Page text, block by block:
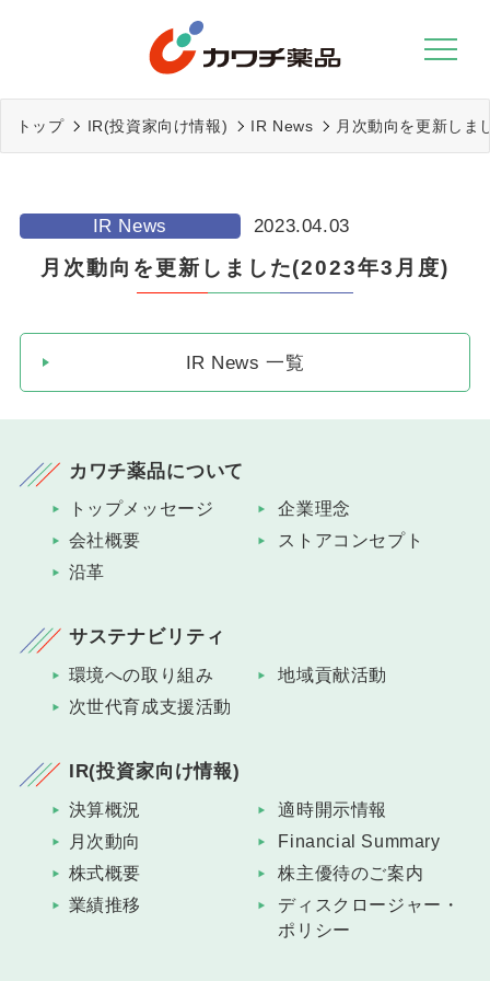
トップ IR(投資家向け情報) IR News 月次動向を更新しま
IR News 2023.04.03
月次動向を更新しました(2023年3月度)
IR News 一覧
カワチ薬品について
トップメッセージ
企業理念
会社概要
ストアコンセプト
沿革
サステナビリティ
環境への取り組み
地域貢献活動
次世代育成支援活動
IR(投資家向け情報)
決算概況
適時開示情報
月次動向
Financial Summary
株式概要
株主優待のご案内
業績推移
ディスクロージャー・
ポリシー